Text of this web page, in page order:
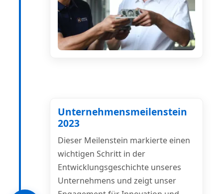
Unternehmensmeilenstein
2023
Dieser Meilenstein markierte einen
wichtigen Schritt in der
Entwicklungsgeschichte unseres
Unternehmens und zeigt unser